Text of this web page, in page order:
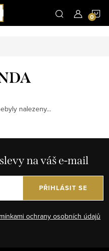
nalezeny...
na váš e-mail
ochrany osobních údajů
PŘIHLÁSIT SE